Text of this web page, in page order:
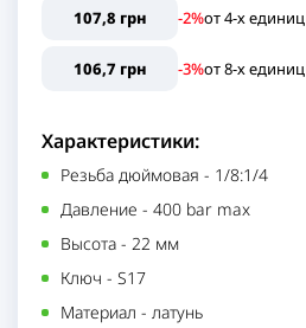
107,8 грн -2%от4-х единиц
106,7 грн -3%от8-х единиц
Характеристики:
Резьба дюймовая - 1/8:1/4
Давление - 400 bar max
Высота - 22 мм
Ключ - S17
Материал - латунь